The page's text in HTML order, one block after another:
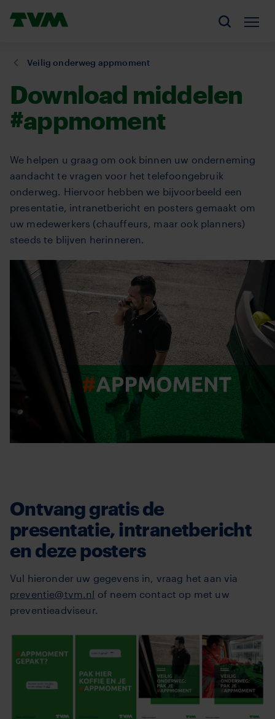
gaan
Zoeken
U
hier:
Veilig onderweg appmoment
Download middelen
#appmoment
We helpen u graag om ook binnen uw onderneming
aandacht te vragen voor het telefoongebruik
onderweg. Hiervoor hebben we bijvoorbeeld een
presentatie, intranetbericht en posters gemaakt om
uw medewerkers (chauffeurs, maar ook planners)
steeds te blijven herinneren.
Ontvang gratis de
presentatie, intranetbericht
en deze posters
Vul hieronder uw gegevens in, vraag het aan via
preventie@tvm.nl of neem contact op met uw
preventieadviseur.